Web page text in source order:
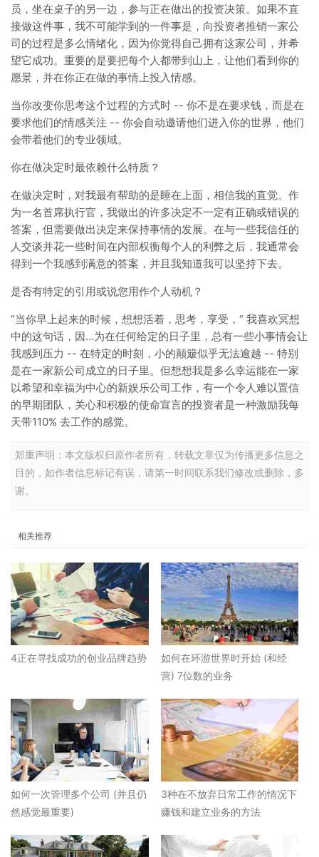
员，坐在桌子的另一边，参与正在做出的投资决策。如果不直
接做这件事，我不可能学到的一件事是，向投资者推销一家公
司的过程是多么情绪化，因为你觉得自己拥有这家公司，并希
望它成功。重要的是要把每个人都带到山上，让他们看到你的
愿景，并在你正在做的事情上投入情感。
当你改变你思考这个过程的方式时 -- 你不是在要求钱，而是在
要求他们的情感关注 -- 你会自动邀请他们进入你的世界，他们
会带着他们的专业领域。
你在做决定时最依赖什么特质？
在做决定时，对我最有帮助的是睡在上面，相信我的直觉。作
为一名首席执行官，我做出的许多决定不一定有正确或错误的
答案，但需要做出决定来保持事情的发展。在与一些我信任的
人交谈并花一些时间在内部权衡每个人的利弊之后，我通常会
得到一个我感到满意的答案，并且我知道我可以坚持下去。
是否有特定的引用或说您用作个人动机？
“当你早上起来的时候，想想活着，思考，享受，“ 我喜欢冥想
中的这句话，因…为在任何给定的日子里，总有一些小事情会让
我感到压力 -- 在特定的时刻，小的颠簸似乎无法逾越 -- 特别
是在一家新公司成立的日子里。但想想我是多么幸运能在一家
以希望和幸福为中心的新娱乐公司工作，有一个令人难以置信
的早期团队，关心和积极的使命宣言的投资者是一种激励我每
天带110% 去工作的感觉。
郑重声明：本文版权归原作者所有，转载文章仅为传播更多信息之
目的，如作者信息标记有误，请第一时间联系我们修改或删除，多
谢。
相关推荐
4正在寻找成功的创业品牌趋势
如何在环游世界时开始 (和经
营) 7位数的业务
如何一次管理多个公司 (并且仍
然感觉最重要)
3种在不放弃日常工作的情况下
赚钱和建立业务的方法